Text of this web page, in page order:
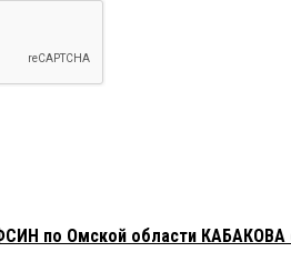
по Омской области КАБАКОВА